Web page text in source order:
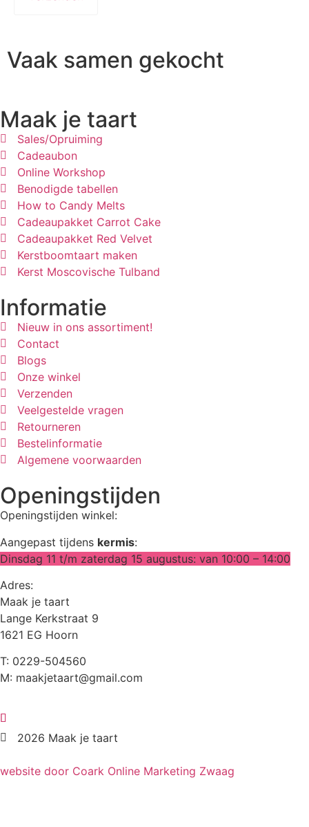
Vaak samen gekocht
Maak je taart
Sales/Opruiming
Cadeaubon
Online Workshop
Benodigde tabellen
How to Candy Melts
Cadeaupakket Carrot Cake
Cadeaupakket Red Velvet
Kerstboomtaart maken
Kerst Moscovische Tulband
Informatie
Nieuw in ons assortiment!
Contact
Blogs
Onze winkel
Verzenden
Veelgestelde vragen
Retourneren
Bestelinformatie
Algemene voorwaarden
Openingstijden
Openingstijden winkel:
Aangepast tijdens kermis:
Dinsdag 11 t/m zaterdag 15 augustus: van 10:00 – 14:00
Adres:
Maak je taart
Lange Kerkstraat 9
1621 EG Hoorn
T: 0229-504560
M: maakjetaart@gmail.com
2026 Maak je taart
website door Coark Online Marketing Zwaag